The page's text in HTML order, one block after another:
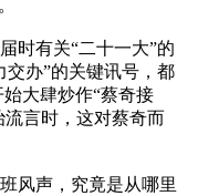
时有关“二十一大”的
交办”的关键讯号，都
大肆炒作“蔡奇接
流言时，这对蔡奇而
风声，究竟是从哪里